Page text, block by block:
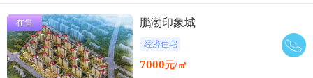
在售 鹏渤印象城
经济住宅
7000元/㎡